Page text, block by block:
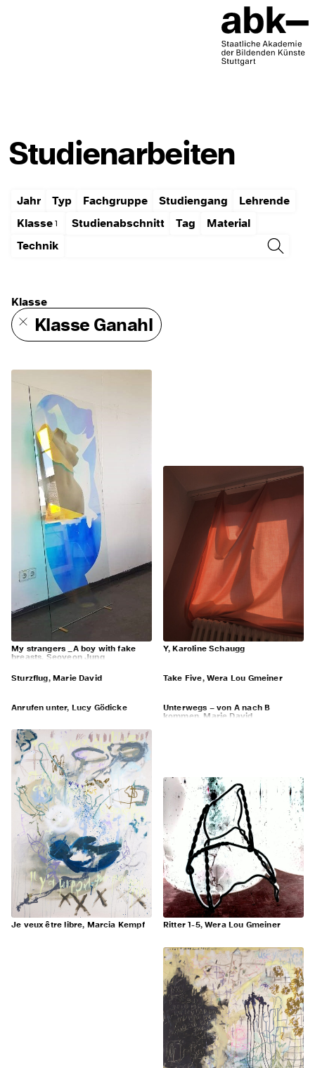
Studienarbeiten
Jahr Typ Fachgruppe Studiengang
Lehrende
Klasse
Studienabschnitt Tag
Material
Technik
Klasse
Klasse Ganahl
My strangers _A boy with fake
breasts, Seoyeon Jung
Y, Karoline Schaugg
Sturzflug, Marie David Take Five, Wera Lou Gmeiner
Anrufen unter, Lucy Gödicke Unterwegs – von A nach B
kommen, Marie David
Je veux être libre, Marcia Kempf Ritter 1-5, Wera Lou Gmeiner